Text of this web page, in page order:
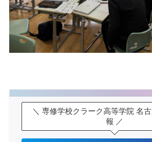
＼ 専修学校クラーク高等学院 名
報 ／